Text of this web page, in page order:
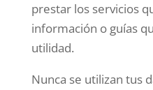
prestar los servicios
información o guías
utilidad.
Nunca se utilizan tus